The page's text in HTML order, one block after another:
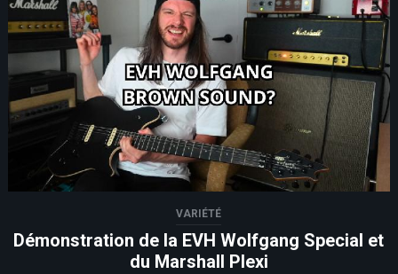
VARIÉTÉ
Démonstration de la EVH Wolfgang Special et
du Marshall Plexi